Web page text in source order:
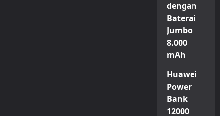
dengan
Baterai
Jumbo
8.000
mAh
Huawei
Power
Bank
12000